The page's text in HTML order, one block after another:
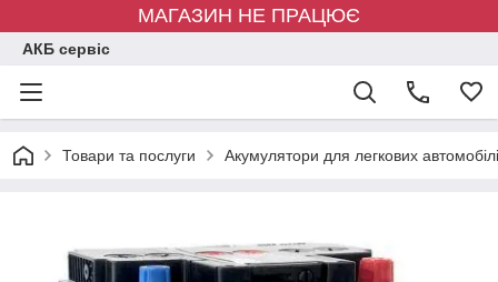
МАГАЗИН НЕ ПРАЦЮЄ
АКБ сервіс
Товари та послуги Акумулятори для легкових